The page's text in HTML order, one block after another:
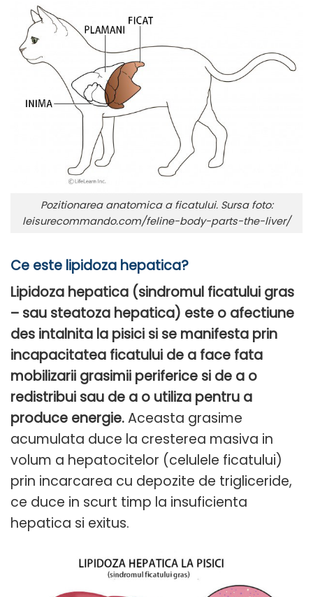
Pozitionarea anatomica a ficatului. Sursa foto:
leisurecommando.com/feline-body-parts-the-liver/
Ce este lipidoza hepatica?
Lipidoza hepatica (sindromul ficatului gras
– sau steatoza hepatica) este o afectiune
des intalnita la pisici si se manifesta prin
incapacitatea ficatului de a face fata
mobilizarii grasimii periferice si de a o
redistribui sau de a o utiliza pentru a
produce energie.Aceasta grasime
acumulata duce la cresterea masiva in
volum a hepatocitelor (celulele ficatului)
prin incarcarea cu depozite de trigliceride,
ce duce in scurt timp la insuficienta
hepatica si exitus.